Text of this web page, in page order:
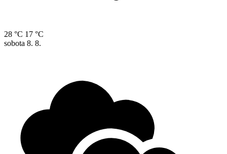
28 °C 17 °C
sobota 8. 8.